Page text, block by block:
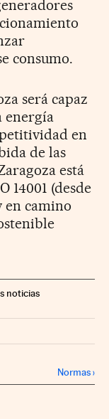
consumo.
será capaz
energía
en
de las
está
14001 (desde
en camino
noticias
Normas›